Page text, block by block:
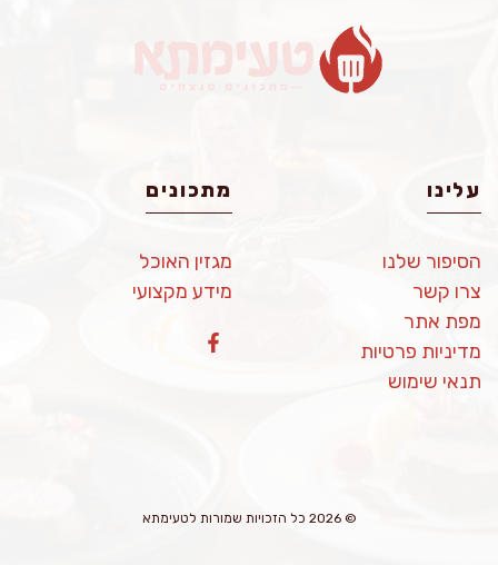
עלינו
הסיפור שלנו
צרו קשר
מפת אתר
מדיניות פרטיות
תנאי שימוש
מתכונים
מגזין האוכל
מידע מקצועי
© 2026 כל הזכויות שמורות לטעימתא